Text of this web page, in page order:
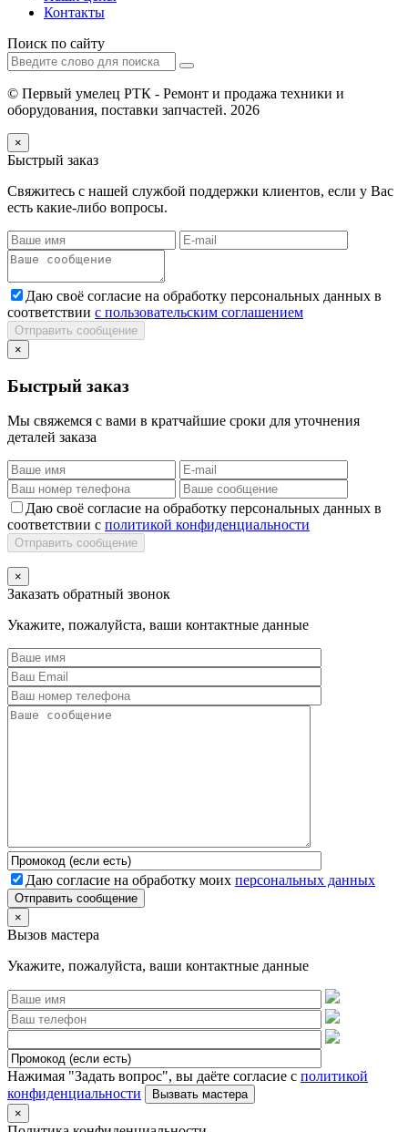
Контакты
Поиск по сайту
© Первый умелец РТК - Ремонт и продажа техники и
оборудования, поставки запчастей. 2026
×
Быстрый заказ
Свяжитесь с нашей службой поддержки клиентов, если у Вас
есть какие-либо вопросы.
Даю своё согласие на обработку персональных данных в
соответствии с пользовательским соглашением
Отправить сообщение
×
Быстрый заказ
Мы свяжемся с вами в кратчайшие сроки для уточнения
деталей заказа
Даю своё согласие на обработку персональных данных в
соответствии с политикой конфиденциальности
Отправить сообщение
×
Заказать обратный звонок
Укажите, пожалуйста, ваши контактные данные
Даю согласие на обработку моих персональных данных
Отправить сообщение
×
Вызов мастера
Укажите, пожалуйста, ваши контактные данные
Нажимая "Задать вопрос", вы даёте согласие с политикой
конфиденциальности
×